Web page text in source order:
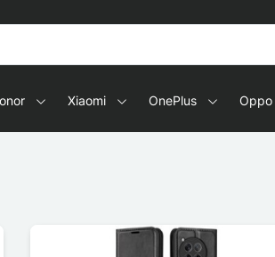
und Tablets
Xiaomi OnePlus Oppo